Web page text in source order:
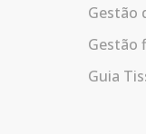
Gestão
Gestão
Guia